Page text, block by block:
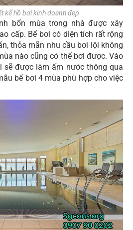
kế hồ bơi kinh doanh đẹp
bốn mùa trong nhà được xây
cấp. Bể bơi có diện tích rất rộng
thỏa mãn nhu cầu bơi lội không
nào cũng có thể bơi được. Vào
sẽ được làm ấm nước thông qua
bể bơi 4 mùa phù hợp cho việc